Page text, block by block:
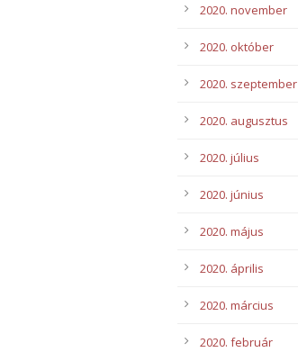
2020. november
2020. október
2020. szeptember
2020. augusztus
2020. július
2020. június
2020. május
2020. április
2020. március
2020. február